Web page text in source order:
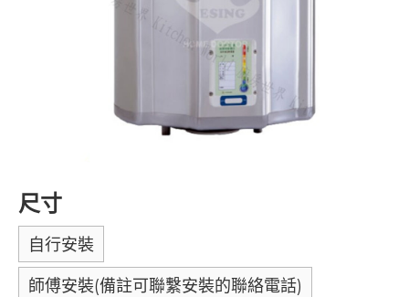
尺寸
自行安裝
師傅安裝(備註可聯繫安裝的聯絡電話)